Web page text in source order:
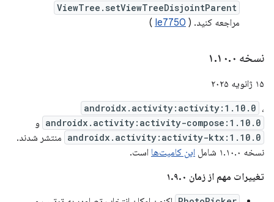
ViewTree.setViewTreeDisjointParent
مراجعه کنید. ( Ie7750
)
نسخه ۱ .۱۰.۰
۱۵ ژانویه ۲۰۲۵
androidx.activity:activity:1.10.0 ،
androidx.activity:activity-compose:1.10.0 و
androidx.activity:activity-ktx:1.10.0 منتشر شدند.
نسخه ۱.۱۰.۰ شامل
این کامیت‌ها است.
تغییرات مهم از زمان ۱.۹.۰